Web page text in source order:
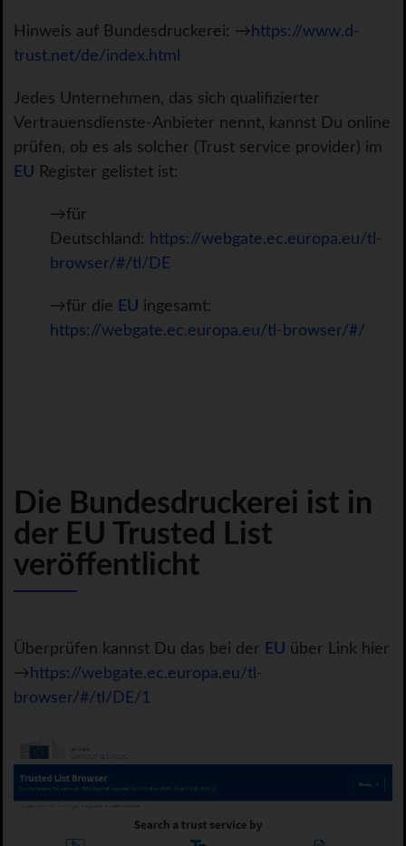
Hinweis auf Bundesdruckerei: → https://www.d-
trust.net/de/index.html
Jedes Unternehmen, das sich qualifizierter
Vertrauensdienste-Anbieter nennt, kannst Du online
prüfen, ob es als solcher (Trust service provider) im
EU Register gelistet ist:
→für
Deutschland: https://webgate.ec.europa.eu/tl-
browser/#/tl/DE
→für die EU ingesamt:
https://webgate.ec.europa.eu/tl-browser/#/
Die Bundesdruckerei ist in
der EU Trusted List
veröffentlicht
Überprüfen kannst Du das bei der EU über Link hier
→ https://webgate.ec.europa.eu/tl-
browser/#/tl/DE/1